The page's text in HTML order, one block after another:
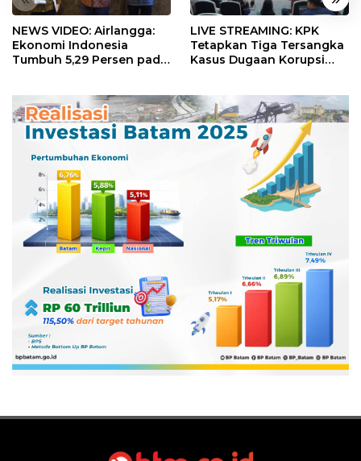
NEWS VIDEO: Airlangga:
Ekonomi Indonesia
Tumbuh 5,29 Persen pada
LIVE STREAMING: KPK
Tetapkan Tiga Tersangka
Kasus Dugaan Korupsi